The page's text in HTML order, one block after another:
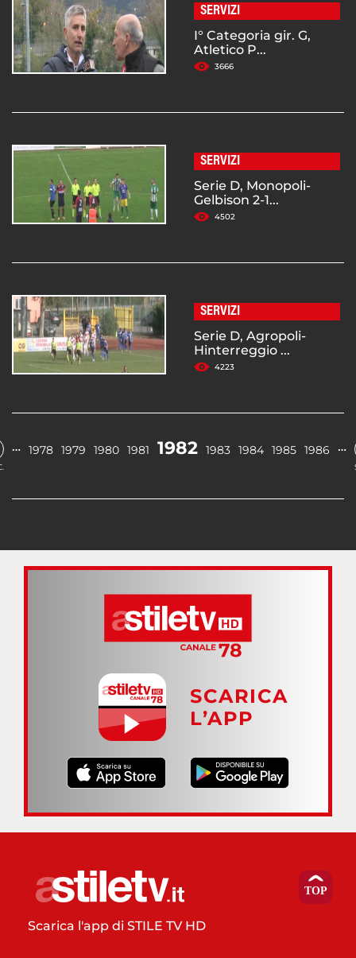
SERVIZI
I° Categoria gir. G,
Atletico P...
3666
SERVIZI
Serie D, Monopoli-
Gelbison 2-1...
4502
SERVIZI
Serie D, Agropoli-
Hinterreggio ...
4223
… 1978 1979 1980 1981 1982 1983 1984 1985 1986 …
SCARICA
L’APP
Scarica l'app di STILE TV HD